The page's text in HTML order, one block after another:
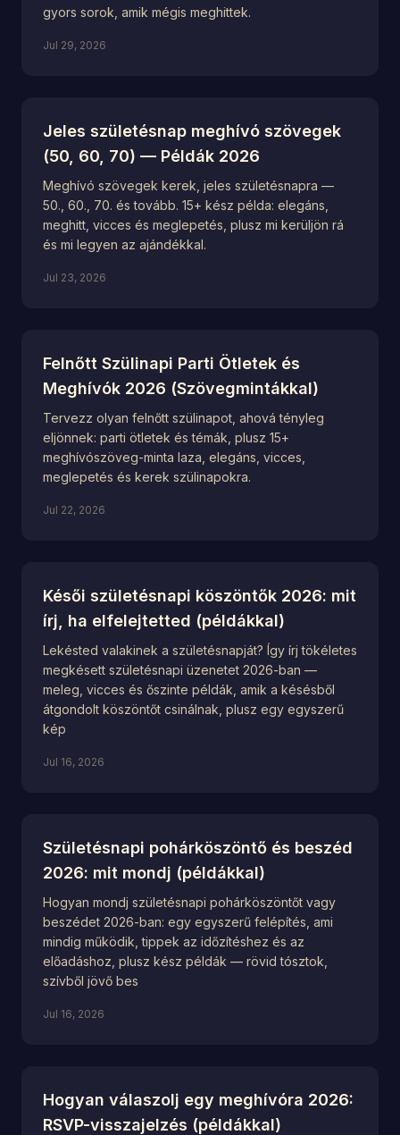
gyors sorok, amik mégis meghittek.
Jul 29, 2026
Jeles születésnap meghívó szövegek
(50, 60, 70) — Példák 2026
Meghívó szövegek kerek, jeles születésnapra —
50., 60., 70. és tovább. 15+ kész példa: elegáns,
meghitt, vicces és meglepetés, plusz mi kerüljön rá
és mi legyen az ajándékkal.
Jul 23, 2026
Felnőtt Szülinapi Parti Ötletek és
Meghívók 2026 (Szövegmintákkal)
Tervezz olyan felnőtt szülinapot, ahová tényleg
eljönnek: parti ötletek és témák, plusz 15+
meghívószöveg-minta laza, elegáns, vicces,
meglepetés és kerek szülinapokra.
Jul 22, 2026
Késői születésnapi köszöntők 2026: mit
írj, ha elfelejtetted (példákkal)
Lekésted valakinek a születésnapját? Így írj tökéletes
megkésett születésnapi üzenetet 2026-ban —
meleg, vicces és őszinte példák, amik a késésből
átgondolt köszöntőt csinálnak, plusz egy egyszerű
kép
Jul 16, 2026
Születésnapi pohárköszöntő és beszéd
2026: mit mondj (példákkal)
Hogyan mondj születésnapi pohárköszöntőt vagy
beszédet 2026-ban: egy egyszerű felépítés, ami
mindig működik, tippek az időzítéshez és az
előadáshoz, plusz kész példák — rövid tósztok,
szívből jövő bes
Jul 16, 2026
Hogyan válaszolj egy meghívóra 2026:
RSVP-visszajelzés (példákkal)